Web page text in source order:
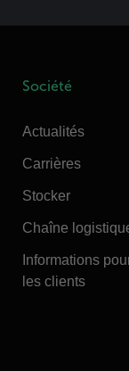
Société
Actualités
Carrières
Stocker
Chaîne
Informations
les clients